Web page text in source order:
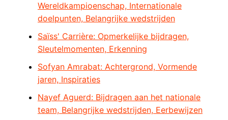
Wereldkampioenschap, Internationale
doelpunten, Belangrijke wedstrijden
Saïss' Carrière: Opmerkelijke bijdragen,
Sleutelmomenten, Erkenning
Sofyan Amrabat: Achtergrond, Vormende
jaren, Inspiraties
Nayef Aguerd: Bijdragen aan het nationale
team, Belangrijke wedstrijden, Eerbewijzen